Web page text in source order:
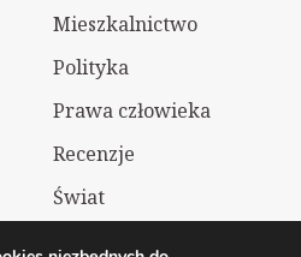
Mieszkalnictwo
Polityka
Prawa człowieka
Recenzje
Świat